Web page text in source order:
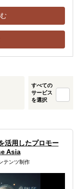
すべての
サービス
を選択
活用したプロモー
Asia
テンツ制作